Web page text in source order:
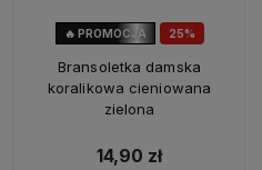
25%
🔥 PROMOCJA
Bransoletka damska
koralikowa cieniowana
zielona
14,90 zł